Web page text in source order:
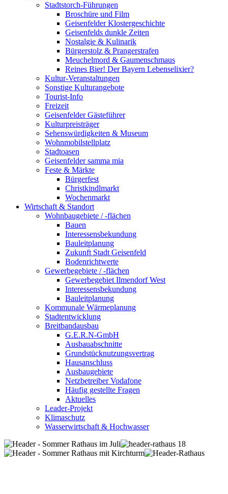
Stadtstorch-Führungen
Broschüre und Film
Geisenfelder Klostergeschichte
Geisenfelds dunkle Zeiten
Nostalgie & Kulinarik
Bürgerstolz & Prangerstrafen
Meuchelmord & Gaumenschmaus
Reines Bier! Der Bayern Lebenselixier?
Kultur-Veranstaltungen
Sonstige Kulturangebote
Tourist-Info
Freizeit
Geisenfelder Gästeführer
Kulturpreisträger
Sehenswürdigkeiten & Museum
Wohnmobilstellplatz
Stadtoasen
Geisenfelder samma mia
Feste & Märkte
Bürgerfest
Christkindlmarkt
Wochenmarkt
Wirtschaft & Standort
Wohnbaugebiete / -flächen
Bauen
Interessensbekundung
Bauleitplanung
Zukunft Stadt Geisenfeld
Bodenrichtwerte
Gewerbegebiete / -flächen
Gewerbegebiet Ilmendorf West
Interessensbekundung
Bauleitplanung
Kommunale Wärmeplanung
Stadtentwicklung
Breitbandausbau
G.E.R.N-GmbH
Ausbauabschnitte
Grundstücknutzungsvertrag
Hausanschluss
Ausbaugebiete
Netzbetreiber Vodafone
Häufig gestellte Fragen
Aktuelles
Leader-Projekt
Klimaschutz
Wasserwirtschaft & Hochwasser